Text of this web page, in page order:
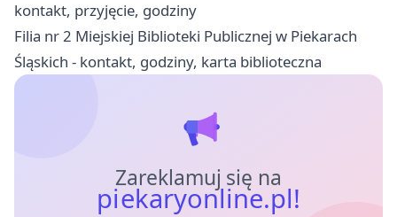
kontakt, przyjęcie, godziny
Filia nr 2 Miejskiej Biblioteki Publicznej w Piekarach
Śląskich - kontakt, godziny, karta biblioteczna
Zareklamuj się na
piekaryonline.pl!